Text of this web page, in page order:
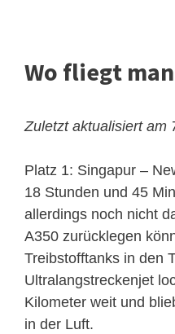
Wo fliegt
Zuletzt aktualisiert am
Platz 1: Singapur –
18 Stunden und 45
allerdings noch nicht
A350 zurücklegen
Treibstofftanks in den
Ultralangstreckenjet
Kilometer weit und
in der Luft.